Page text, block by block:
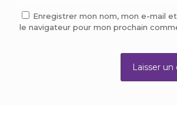
Enregistrer mon nom, mon e-mail
le navigateur pour mon prochain